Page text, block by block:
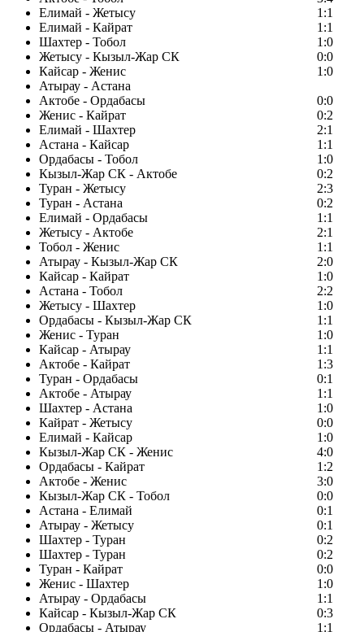
Елимай - Жетысу
1:1
Елимай - Кайрат
1:1
Шахтер - Тобол
1:0
Жетысу - Кызыл-Жар СК
0:0
Кайсар - Женис
1:0
Атырау - Астана
Актобе - Ордабасы
0:0
Женис - Кайрат
0:2
Елимай - Шахтер
2:1
Астана - Кайсар
1:1
Ордабасы - Тобол
1:0
Кызыл-Жар СК - Актобе
0:2
Туран - Жетысу
2:3
Туран - Астана
0:2
Елимай - Ордабасы
1:1
Жетысу - Актобе
2:1
Тобол - Женис
1:1
Атырау - Кызыл-Жар СК
2:0
Кайсар - Кайрат
1:0
Астана - Тобол
2:2
Жетысу - Шахтер
1:0
Ордабасы - Кызыл-Жар СК
1:1
Женис - Туран
1:0
Кайсар - Атырау
1:1
Актобе - Кайрат
1:3
Туран - Ордабасы
0:1
Актобе - Атырау
1:1
Шахтер - Астана
1:0
Кайрат - Жетысу
0:0
Елимай - Кайсар
1:0
Кызыл-Жар СК - Женис
4:0
Ордабасы - Кайрат
1:2
Актобе - Женис
3:0
Кызыл-Жар СК - Тобол
0:0
Астана - Елимай
0:1
Атырау - Жетысу
0:1
Шахтер - Туран
0:2
Шахтер - Туран
0:2
Туран - Кайрат
0:0
Женис - Шахтер
1:0
Атырау - Ордабасы
1:1
Кайсар - Кызыл-Жар СК
0:3
Ордабасы - Атырау
1:1